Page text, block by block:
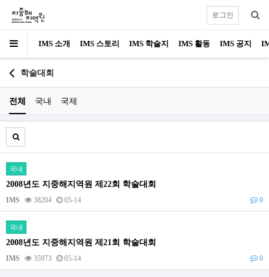
IMS 소개 IMS 스토리 IMS 학술지 IMS 활동 IMS 공지
로그인
학술대회
전체 국내 국제
국내
2008년도 지중해지역원 제22회 학술대회
IMS 38204 05-14 0
국내
2008년도 지중해지역원 제21회 학술대회
IMS 35973 05-14 0